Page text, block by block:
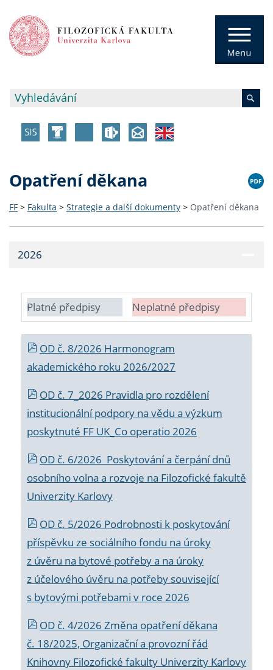
Opatření děkana
FF > Fakulta > Strategie a další dokumenty > Opatření děkana
2026
Platné předpisy Neplatné předpisy
OD č. 8/2026 Harmonogram
akademického roku 2026/2027
OD č. 7_2026 Pravidla pro rozdělení
institucionální podpory na vědu a výzkum
poskytnuté FF UK_Co operatio 2026
OD č. 6/2026 Poskytování a čerpání dnů
osobního volna a rozvoje na Filozofické fakultě
Univerzity Karlovy
OD č. 5/2026 Podrobnosti k poskytování
příspěvku ze sociálního fondu na úroky
z úvěru na bytové potřeby a na úroky
z účelového úvěru na potřeby související
s bytovými potřebami v roce 2026
OD č. 4/2026 Změna opatření děkana
č. 18/2025, Organizační a provozní řád
Knihovny Filozofické fakulty Univerzity Karlovy